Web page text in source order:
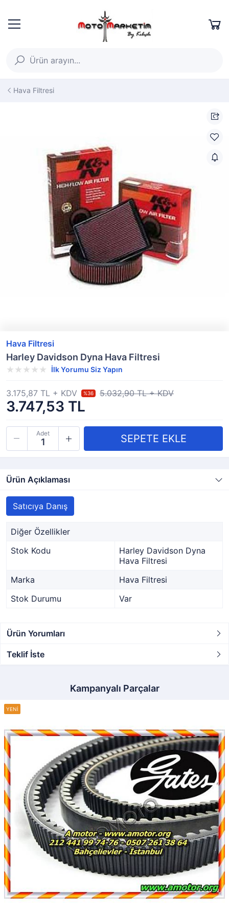
Hava Filtresi
Hava Filtresi
Harley Davidson Dyna Hava Filtresi
İlk Yorumu Siz Yapın
3.747,53 TL
3.175,87 TL + KDV %36 5.032,90 TL + KDV
Adet
Ürün Açıklaması
Satıcıya Danış
Diğer Özellikler
Stok Kodu
Harley Davidson Dyna
Hava Filtresi
Marka
Hava Filtresi
Stok Durumu
Var
Ürün Yorumları
Teklif İste
Kampanyalı Parçalar